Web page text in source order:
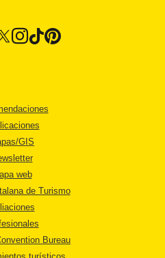
GIS
web
de Turismo
Bureau